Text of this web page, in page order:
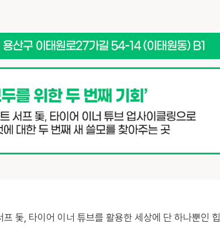
프 돛, 타이어 이너 튜브를 활용한 세상에 단 하나뿐인 힙